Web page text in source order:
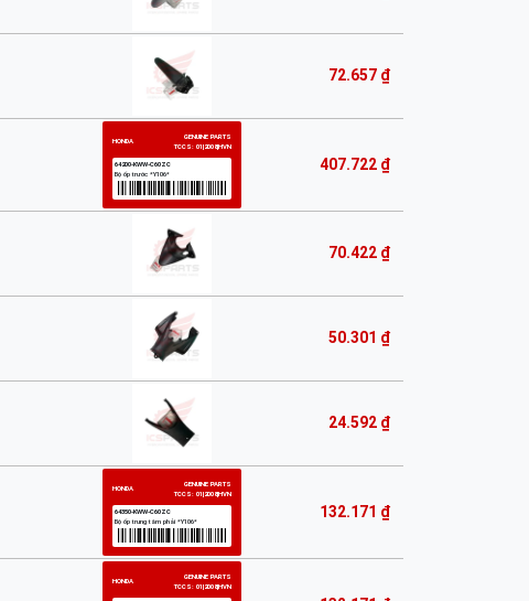
72.657 ₫
407.722 ₫
70.422 ₫
50.301 ₫
24.592 ₫
132.171 ₫